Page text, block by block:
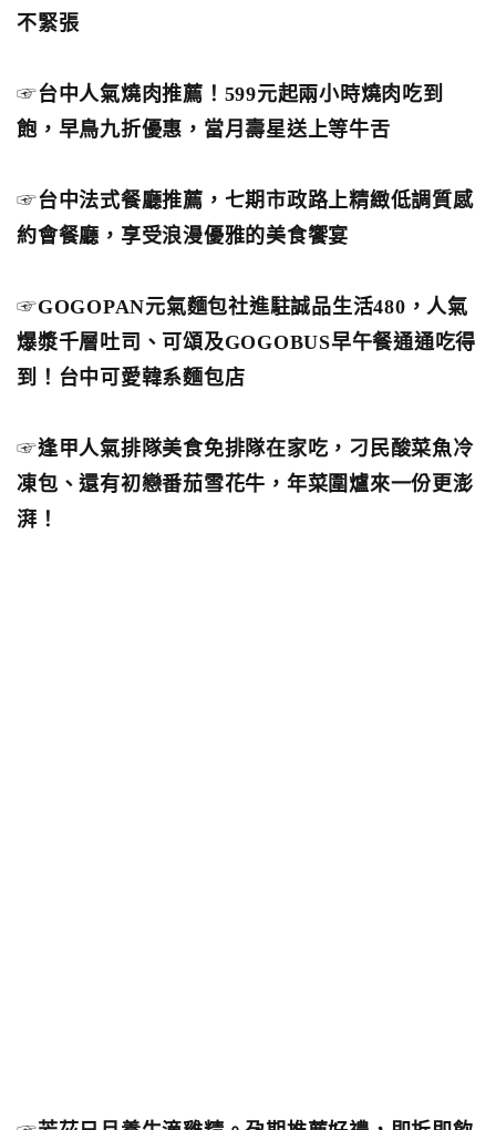
不緊張
☞台中人氣燒肉推薦！599元起兩小時燒肉吃到
飽，早鳥九折優惠，當月壽星送上等牛舌
☞台中法式餐廳推薦，七期市政路上精緻低調質感
約會餐廳，享受浪漫優雅的美食饗宴
☞GOGOPAN元氣麵包社進駐誠品生活480，人氣
爆漿千層吐司、可頌及GOGOBUS早午餐通通吃得
到！台中可愛韓系麵包店
☞逢甲人氣排隊美食免排隊在家吃，刁民酸菜魚冷
凍包、還有初戀番茄雪花牛，年菜圍爐來一份更澎
湃！